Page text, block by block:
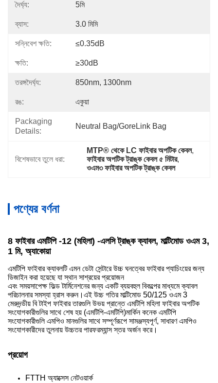
দৈর্ঘ্য: 5মি
ব্যাস: 3.0 মিমি
সন্নিবেশ ক্ষতি: ≤0.35dB
ক্ষতি: ≥30dB
তরঙ্গদৈর্ঘ্য: 850nm, 1300nm
রঙ: একুয়া
Packaging
Details:
Neutral Bag/GoreLink Bag
বিশেষভাবে তুলে ধরা:
MTP® থেকে LC ফাইবার অপটিক কেবল,
ফাইবার অপটিক ট্রাঙ্ক কেবল ৫ মিটার,
ওএম৩ ফাইবার অপটিক ট্রাঙ্ক কেবল
পণ্যের বর্ণনা
8 ফাইবার এমটিপি -12 (মহিলা) -এলসি ট্রাঙ্ক ক্যাবল, মাল্টিমোড ওএম 3,
1 মি, অ্যাকোয়া
এমটিপি ফাইবার ক্যাবলটি এমন ডেটা সেন্টারে উচ্চ ঘনত্বের ফাইবার প্যাচিংয়ের জন্য
ডিজাইন করা হয়েছে যা স্থান সাশ্রয়ের প্রয়োজন
এবং সময়সাপেক্ষ ফিল্ড টার্মিনেশনের জন্য একটি ব্যয়বহুল বিকল্পের মাধ্যমে ক্যাবল
পরিচালনার সমস্যা হ্রাস করুন।এই উচ্চ গতির মাল্টিমোড 50/125 ওএম 3
মেরুদন্ডীয় বি টাইপ ফাইবার তারগুলি উভয় প্রান্তে এমটিপি মহিলা ফাইবার অপটিক
সংযোগকারীগুলির সাথে শেষ হয় (এমটিপি-এমটিপি)মার্কিন কনেক এমটিপি
সংযোগকারীগুলি এমপিও মানগুলির সাথে সম্পূর্ণরূপে সামঞ্জস্যপূর্ণ, সাধারণ এমপিও
সংযোগকারীদের তুলনায় উচ্চতর পারফরম্যান্স স্তর অর্জন করে।
প্রয়োগ
FTTH অ্যাক্সেস নেটওয়ার্ক